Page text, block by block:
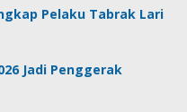
Pelaku Tabrak Lari
Jadi Penggerak